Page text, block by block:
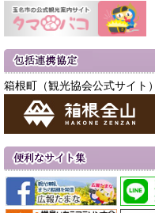
箱根町（観光協会公式サイト）